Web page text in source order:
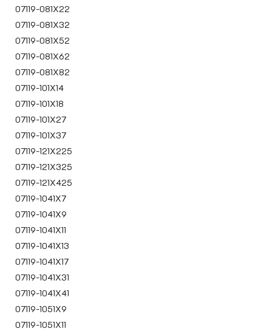
07119-081X22
07119-081X32
07119-081X52
07119-081X62
07119-081X82
07119-101X14
07119-101X18
07119-101X27
07119-101X37
07119-121X225
07119-121X325
07119-121X425
07119-1041X7
07119-1041X9
07119-1041X11
07119-1041X13
07119-1041X17
07119-1041X31
07119-1041X41
07119-1051X9
07119-1051X11